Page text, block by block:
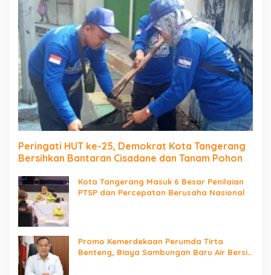
Peringati HUT ke-25, Demokrat Kota Tangerang
Bersihkan Bantaran Cisadane dan Tanam Pohon
Kota Tangerang Masuk 6 Besar Penilaian
PTSP dan Percepatan Berusaha Nasional
Promo Kemerdekaan Perumda Tirta
Benteng, Biaya Sambungan Baru Air Bersih